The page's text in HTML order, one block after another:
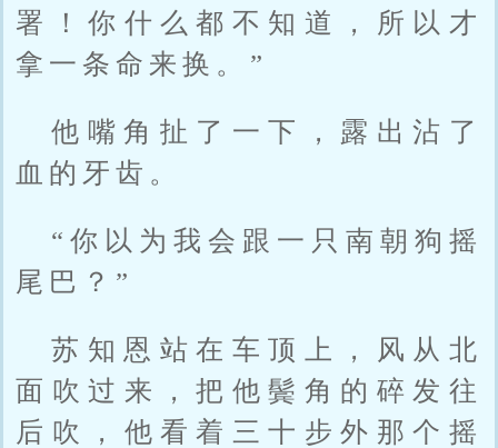
署！你什么都不知道，所以才
拿一条命来换。”
他嘴角扯了一下，露出沾了
血的牙齿。
“你以为我会跟一只南朝狗摇
尾巴？”
苏知恩站在车顶上，风从北
面吹过来，把他鬓角的碎发往
后吹，他看着三十步外那个摇